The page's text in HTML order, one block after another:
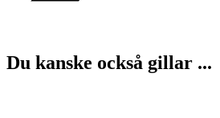
Du kanske också gillar ...